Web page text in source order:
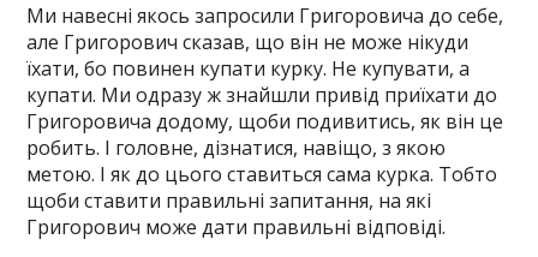
Ми навесні якось запросили Григоровича до себе,
але Григорович сказав, що він не може нікуди
їхати, бо повинен купати курку. Не купувати, а
купати. Ми одразу ж знайшли привід приїхати до
Григоровича додому, щоби подивитись, як він це
робить. І головне, дізнатися, навіщо, з якою
метою. І як до цього ставиться сама курка. Тобто
щоби ставити правильні запитання, на які
Григорович може дати правильні відповіді.